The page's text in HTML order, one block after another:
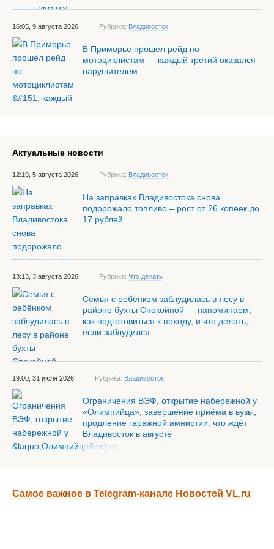
16:05, 9 августа 2026 Рубрика: Владивосток
В Приморье прошёл рейд по
мотоциклистам — каждый третий оказался
нарушителем
Актуальные новости
12:19, 5 августа 2026 Рубрика: Владивосток
На заправках Владивостока снова
подорожало топливо – рост от 26 копеек до
17 рублей
13:13, 3 августа 2026 Рубрика: Что делать
Семья с ребёнком заблудилась в лесу в
районе бухты Спокойной — напоминаем,
как подготовиться к походу, и что делать,
если заблудился
19:00, 31 июля 2026 Рубрика: Владивосток
Ограничения ВЭФ, открытие набережной у
«Олимпийца», завершение приёма в вузы,
продление гаражной амнистии: что ждёт
Владивосток в августе
Самое важное в Telegram-канале Новостей VL.ru